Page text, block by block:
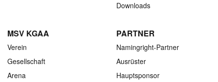
Downloads
MSV KGAA
Verein
Gesellschaft
Arena
PARTNER
Namingright-Partner
Ausrüster
Hauptsponsor